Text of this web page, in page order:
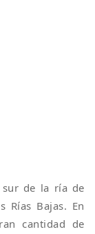
sur de la ría de
Bajas. En
cantidad de